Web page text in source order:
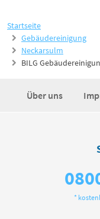
Startseite
Gebäudereinigung
Neckarsulm
BILG
Über uns
*